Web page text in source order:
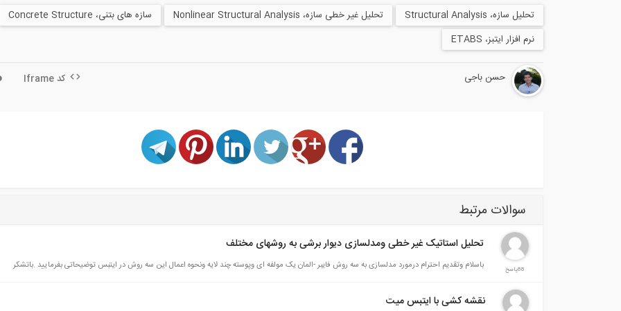
تحلیل سازه، Structural Analysis
تحلیل غیر خطی سازه، Nonlinear Structural Analysis
سازه های بتنی، Concrete Structure
نرم افزار ایتبز، ETABS
حسن باجی کد Iframe
سوالات مرتبط
88پاسخ
تحلیل استاتیک غیر خطی ومدلسازی دیوار برشی به روشهای مختلف
باسلام وتقدیم احترام درمورد مدلسازی به سه روش فایبر -المان یک مولفه ای وپوسته چند لایه ونحوه اعمال این سه روش در ایتبس توضیحاتی بفرمایید .باتشکر
نقشه کشی با ایتبس میت